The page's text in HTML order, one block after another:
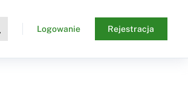
Logowanie Rejestracja